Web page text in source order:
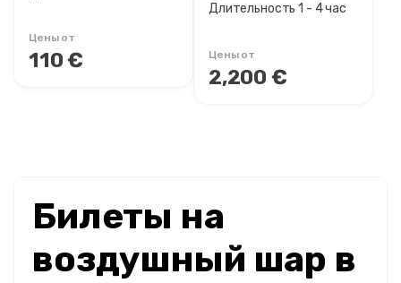
Цены от
110 €
Длительность 1 - 4 час
Цены от
2,200 €
Билеты на
воздушный шар в